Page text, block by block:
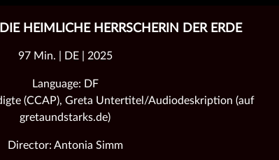
HEIMLICHE HERRSCHERIN DER ERDE
97 Min. | DE | 2025
Language: DF
(CCAP), Greta Untertitel/Audiodeskription (auf
gretaundstarks.de)
Director: Antonia Simm